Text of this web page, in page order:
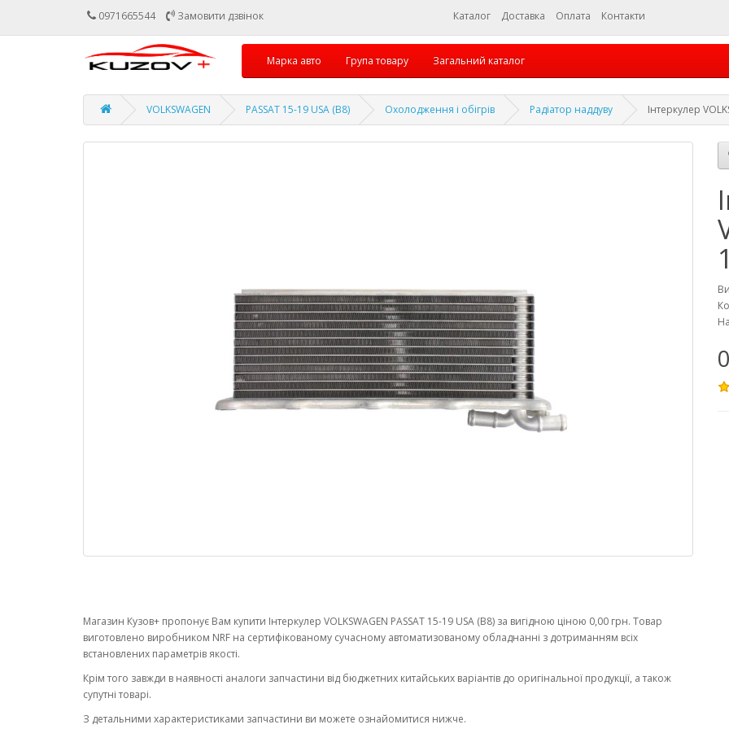
0971665544 Замовити дзвінок Каталог Доставка Оплата Контакти
Марка авто Група товару Загальний каталог
VOLKSWAGEN PASSAT 15-19 USA (B8) Охолодження і обігрів Радіатор наддуву Інтеркулер
Магазин Кузов+ пропонує Вам купити Інтеркулер VOLKSWAGEN PASSAT 15-19 USA (B8) за вигідною ціною 0,00 грн. Товар
виготовлено виробником NRF на сертифікованому сучасному автоматизованому обладнанні з дотриманням всіх
встановлених параметрів якості.
Крім того завжди в наявності аналоги запчастини від бюджетних китайських варіантів до оригінальної продукції, а також
супутні товарі.
З детальними характеристиками запчастини ви можете ознайомитися нижче.